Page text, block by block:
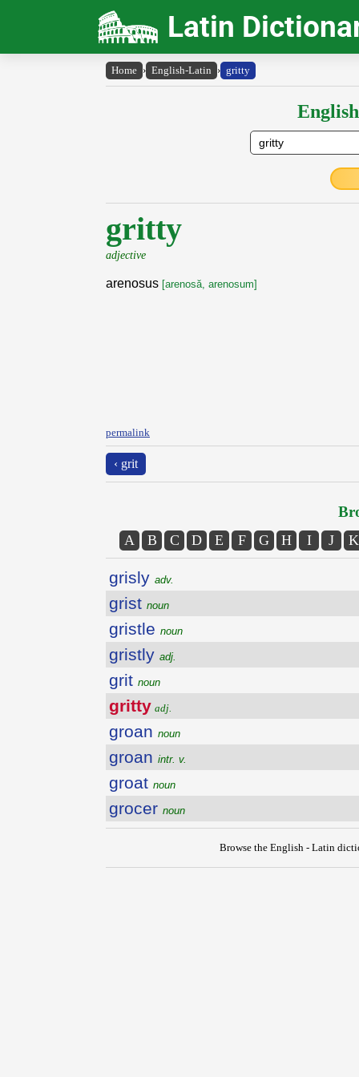
Latin
Home › English-Latin › gritty
gritty
adjective
arenosus [arenosă, arenosum]
permalink
‹ grit
A B C D E F G H I J K
grisly adv.
grist noun
gristle noun
gristly adj.
grit noun
gritty adj.
groan noun
groan intr. v.
groat noun
grocer noun
Browse the English - Latin